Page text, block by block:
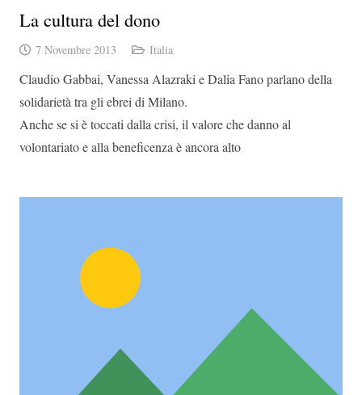
La cultura del dono
7 Novembre 2013 Italia
Claudio Gabbai, Vanessa Alazraki e Dalia Fano parlano della
solidarietà tra gli ebrei di Milano.
Anche se si è toccati dalla crisi, il valore che danno al
volontariato e alla beneficenza è ancora alto